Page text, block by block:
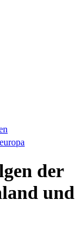
der
und